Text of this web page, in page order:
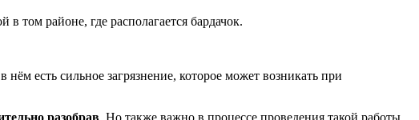
том районе, где располагается бардачок.
нём есть сильное загрязнение, которое может возникать при